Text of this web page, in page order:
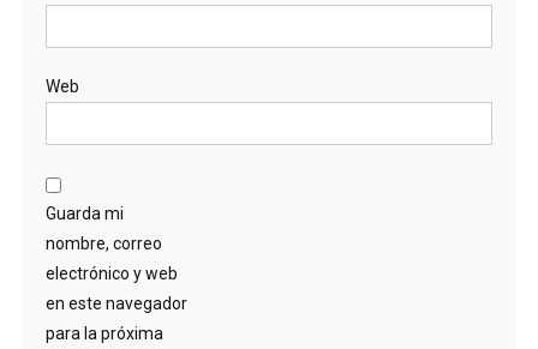
Web
Guarda mi
nombre, correo
electrónico y web
en este navegador
para la próxima